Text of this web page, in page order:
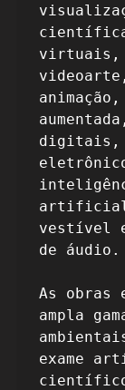
virtuais,
digitais,
vestível e
de áudio.
As obras
ampla
exame